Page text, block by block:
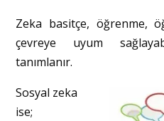
Zeka basitçe, öğrenme,
çevreye uyum
tanımlanır.
Sosyal zeka
ise;